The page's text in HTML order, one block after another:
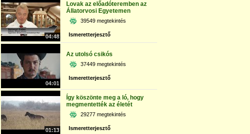
04:48
Lovak az előadóteremben az
Állatorvosi Egyetemen
39549 megtekintés
Ismeretterjesztő
04:01
Az utolsó csikós
37449 megtekintés
Ismeretterjesztő
01:13
Így köszönte meg a ló, hogy
megmentették az életét
29277 megtekintés
Ismeretterjesztő